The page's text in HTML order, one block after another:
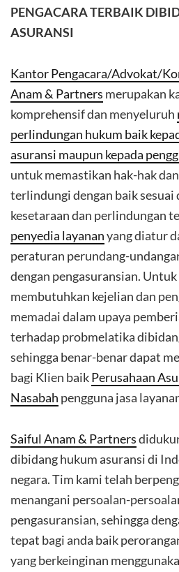
PENGACARA TERBAIK
ASURANSI
Kantor Pengacara/Advokat/
Anam & Partners merupakan
komprehensif dan menyeluruh
perlindungan hukum baik
asuransi maupun kepada
untuk memastikan hak-hak
terlindungi dengan baik sesuai
kesetaraan dan perlindungan
penyedia layananyang diatur
peraturan perundang-
dengan pengasuransian.
membutuhkan kejelian dan
memadai dalam upaya
terhadap probmelatika
sehingga benar-benar dapat
bagi Klien baikPerusahaan
Nasabah pengguna jasa
Saiful Anam & Partners
dibidang hukum asuransi di
negara. Tim kami telah
menangani persoalan-
pengasuransian, sehingga
tepat bagi anda baik
yang berkeinginan